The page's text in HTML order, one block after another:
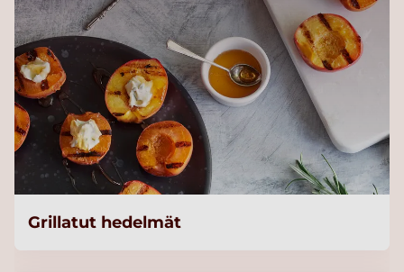
Grillatut hedelmät